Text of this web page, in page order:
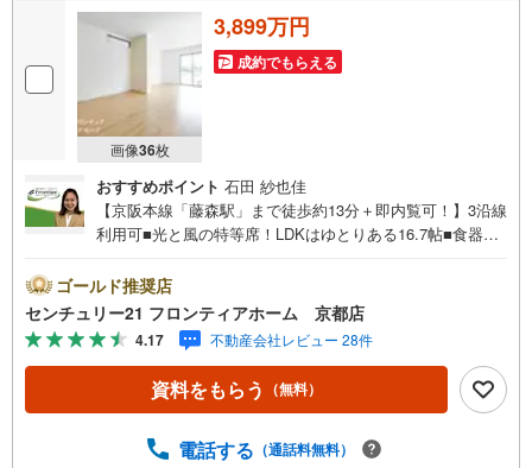
画像36枚
3,899万円
成約でもらえる
おすすめポイント 石田 紗也佳
【京阪本線「藤森駅」まで徒歩約13分＋即内覧可！】3沿線
利用可■光と風の特等席！LDKはゆとりある16.7帖■食器洗
ローゼット完備 特徴・浄水器一体型のシステムキッチンを
採用・お出かけ前のチェックに便利な玄関ミラー付き・小
さなお子様や高齢の方にも安心な手すり付階段・各所に配
置された床下収納や廊下収納で住空間スッキリ・1階と2階
にトイレがあり忙しい朝の準備もスムーズ 立地・京都市立
藤ノ森小学校まで徒歩約14分・京都市立藤森中学校まで徒
イナンシャルプランナーが資金計画をサポート！2.買い替
ゴールド推奨店
センチュリー21 フロンティアホーム 京都店
4.17 不動産会社レビュー 28件
資料をもらう （無料）
電話する （通話料無料）